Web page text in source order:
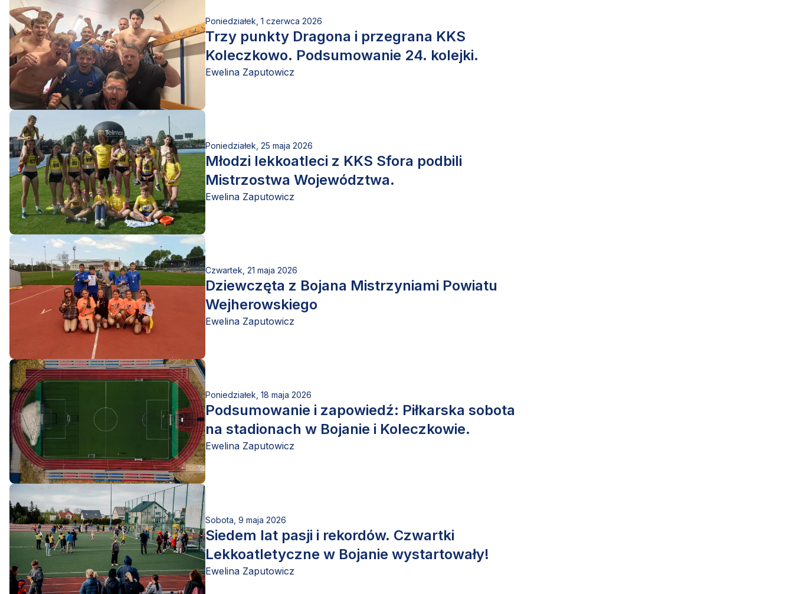
Poniedziałek, 1 czerwca 2026
Trzy punkty Dragona i przegrana KKS
Koleczkowo. Podsumowanie 24. kolejki.
Ewelina Zaputowicz
Poniedziałek, 25 maja 2026
Młodzi lekkoatleci z KKS Sfora podbili
Mistrzostwa Województwa.
Ewelina Zaputowicz
Czwartek, 21 maja 2026
Dziewczęta z Bojana Mistrzyniami Powiatu
Wejherowskiego
Ewelina Zaputowicz
Poniedziałek, 18 maja 2026
Podsumowanie i zapowiedź: Piłkarska sobota
na stadionach w Bojanie i Koleczkowie.
Ewelina Zaputowicz
Sobota, 9 maja 2026
Siedem lat pasji i rekordów. Czwartki
Lekkoatletyczne w Bojanie wystartowały!
Ewelina Zaputowicz